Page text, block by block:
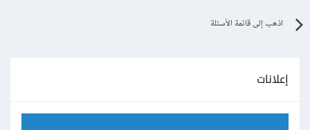
اذهب إلى قائمة الأسئلة
إعلانات